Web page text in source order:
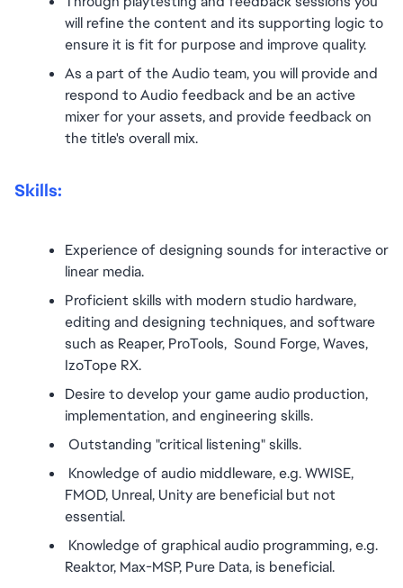
will refine the content and its supporting logic to
ensure it is fit for purpose and improve quality.
As a part of the Audio team, you will provide and
respond to Audio feedback and be an active
mixer for your assets, and provide feedback on
the title's overall mix.
Skills:
Experience of designing sounds for interactive or
linear media.
Proficient skills with modern studio hardware,
editing and designing techniques, and software
such as Reaper, ProTools,  Sound Forge, Waves,
IzoTope RX.
Desire to develop your game audio production,
implementation, and engineering skills.
Outstanding "critical listening" skills.
Knowledge of audio middleware, e.g. WWISE,
FMOD, Unreal, Unity are beneficial but not
essential.
Knowledge of graphical audio programming, e.g.
Reaktor, Max-MSP, Pure Data, is beneficial.